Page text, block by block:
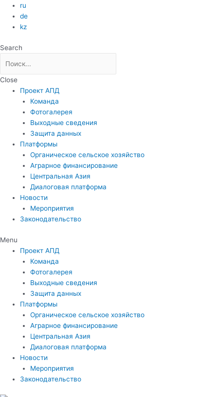
Перейти
содержимому
ru
de
kz
Search
Close
Проект АПД
Команда
Фотогалерея
Выходные сведения
Защита данных
Платформы
Органическое сельское хозяйство
Аграрное финансирование
Центральная Азия
Диалоговая платформа
Новости
Мероприятия
Законодательство
Menu
Проект АПД
Команда
Фотогалерея
Выходные сведения
Защита данных
Платформы
Органическое сельское хозяйство
Аграрное финансирование
Центральная Азия
Диалоговая платформа
Новости
Мероприятия
Законодательство